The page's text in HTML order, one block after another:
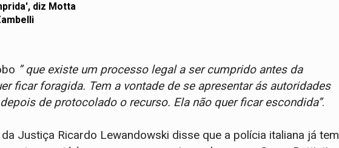
diz Motta
” que existe um processo legal a ser cumprido antes da
ficar foragida. Tem a vontade de se apresentar ás autoridades
de protocolado o recurso. Ela não quer ficar escondida”.
Justiça Ricardo Lewandowski disse que a polícia italiana já tem